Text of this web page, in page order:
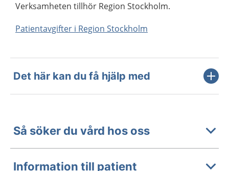
Verksamheten tillhör Region Stockholm.
Patientavgifter i Region Stockholm
Det här kan du få hjälp med
Så söker du vård hos oss
Information till patient